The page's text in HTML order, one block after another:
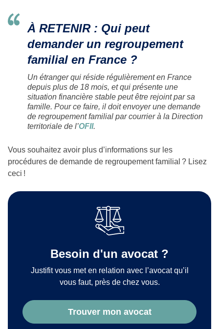
À RETENIR : Qui peut
demander un regroupement
familial en France ?
Un étranger qui réside régulièrement en France
depuis plus de 18 mois, et qui présente une
situation financière stable peut être rejoint par sa
famille. Pour ce faire, il doit envoyer une demande
de regroupement familial par courrier à la Direction
territoriale de l’OFII.
Vous souhaitez avoir plus d’informations sur les
procédures de demande de regroupement familial ? Lisez
ceci !
Besoin d'un avocat ?
Justifit vous met en relation avec l’avocat qu’il
vous faut, près de chez vous.
Trouver mon avocat